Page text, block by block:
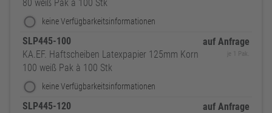
80 weiß Pak à 100 Stk
keine Verfügbarkeitsinformationen
SLP445-100
KA.EF. Haftscheiben Latexpapier 125mm Korn
100 weiß Pak à 100 Stk
keine Verfügbarkeitsinformationen
auf Anfrage
je 1 Pak.
SLP445-120
auf Anfrage